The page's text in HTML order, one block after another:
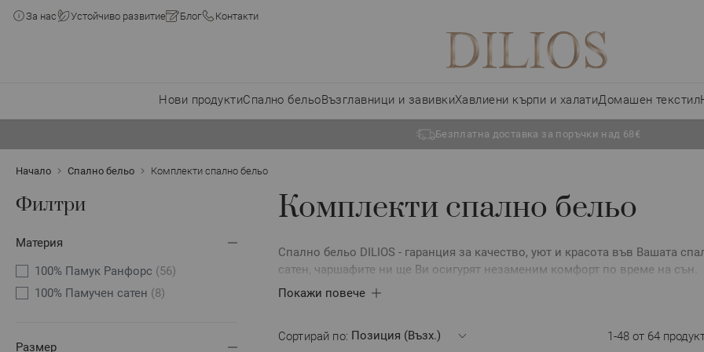
За нас Устойчиво развитие Блог Контакти
Нови продуктиСпално бельоВъзглавници и завивкиХавлиени кърпи и халатиДомашен текстил
Безплатна доставка за поръчки над 68€
Начало Спално бельо Комплекти спално бельо
Филтри
Материя
100% Памук Ранфорс (56)
100% Памучен сатен (8)
Размер
Комплекти спално бельо
Спално бельо DILIOS - гаранция за качество, уют и красота във Вашата
сатен, чаршафите ни ще Ви осигурят незаменим комфорт по време на сън.
Комплектите спално бельо създават хармония в спалнята – те
минималистични, едноцветни модели, така и богато декорирани десени
Покажи повече
Сортирай по: 1-48от 64